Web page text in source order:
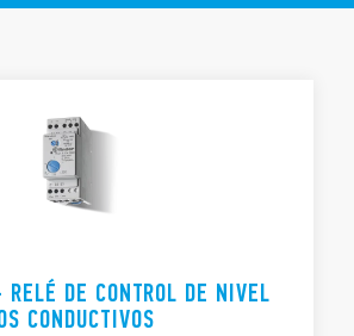
DE CONTROL DE NIVEL
CONDUCTIVOS